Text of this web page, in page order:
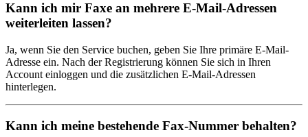
Kann ich mir Faxe an mehrere E-Mail-Adressen
weiterleiten lassen?
Ja, wenn Sie den Service buchen, geben Sie Ihre primäre E-Mail-
Adresse ein. Nach der Registrierung können Sie sich in Ihren
Account einloggen und die zusätzlichen E-Mail-Adressen
hinterlegen.
Kann ich meine bestehende Fax-Nummer behalten?